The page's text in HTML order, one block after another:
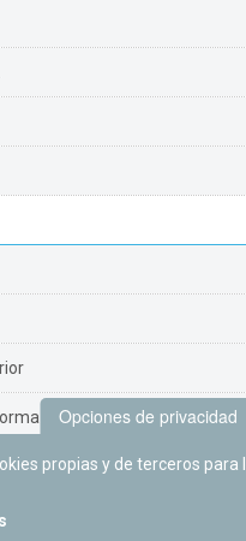
Opciones de privacidad
propias y de terceros para